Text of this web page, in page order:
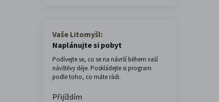
Vaše Litomyšl:
Naplánujte si pobyt
Podívejte se, co se na návrší během vaší
návštěvy děje. Poskládejte si program
podle toho, co máte rádi.
Přijíždím